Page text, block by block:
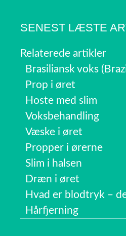
SENEST LÆSTE
Relaterede artikler
Brasiliansk voks
Prop i øret
Hoste med slim
Voksbehandling
Væske i øret
Propper i ørerne
Slim i halsen
Dræn i øret
Hvad er blodtryk –
Hårfjerning